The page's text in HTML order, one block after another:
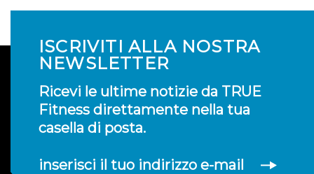
ISCRIVITI ALLA NOSTRA
NEWSLETTER
Ricevi le ultime notizie da TRUE
Fitness direttamente nella tua
casella di posta.
inserisci il tuo indirizzo e-mail